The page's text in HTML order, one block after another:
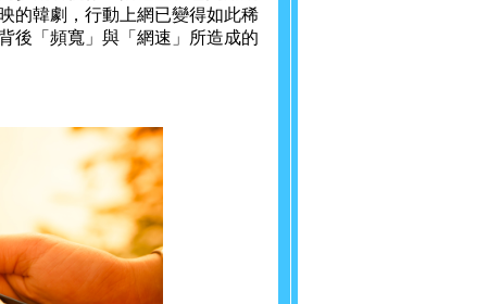
的韓劇，行動上網已變得如此稀
後「頻寬」與「網速」所造成的